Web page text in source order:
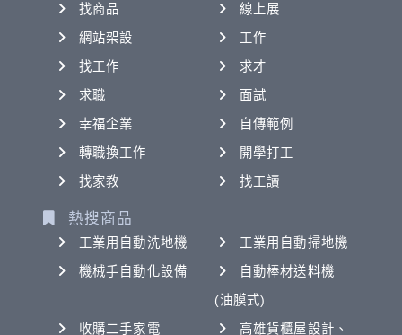
找商品
線上展
網站架設
工作
找工作
求才
求職
面試
幸福企業
自傳範例
轉職換工作
開學打工
找家教
找工讀
熱搜商品
工業用自動洗地機
工業用自動掃地機
機械手自動化設備
自動棒材送料機
(油膜式)
收購二手家電
高雄貨櫃屋設計、